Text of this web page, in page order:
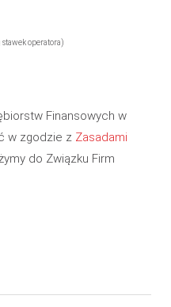
operatora)
Finansowych w
w zgodzie z Zasadami
do Związku Firm